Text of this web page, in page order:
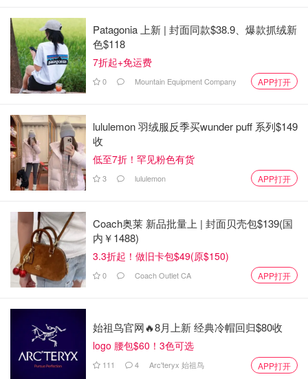
Patagonia 上新 | 封面同款$38.9、爆款抓绒新
色$118
7折起+免运费
0 Mountain Equipment Company APP打开
lululemon 羽绒服反季买wunder puff 系列$149
收
低至7折！罕见粉色有货
3 lululemon APP打开
Coach奥莱 新品批量上 | 封面贝壳包$139(国
内￥1488)
3.3折起！做旧卡包$49(原$150)
0 Coach Outlet CA APP打开
始祖鸟官网🔥8月上新 经典冷帽回归$80收
logo 腰包$60！3色可选
111 4 Arc'teryx 始祖鸟 APP打开